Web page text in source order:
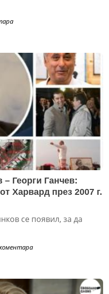
Георги Ганчев:
Харвард през 2007 г.
се появил, за да